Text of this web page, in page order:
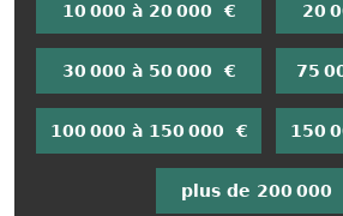
10 000 à 20 000 € 20
30 000 à 50 000 € 75
100 000 à 150 000 € 150
plus de 200 000